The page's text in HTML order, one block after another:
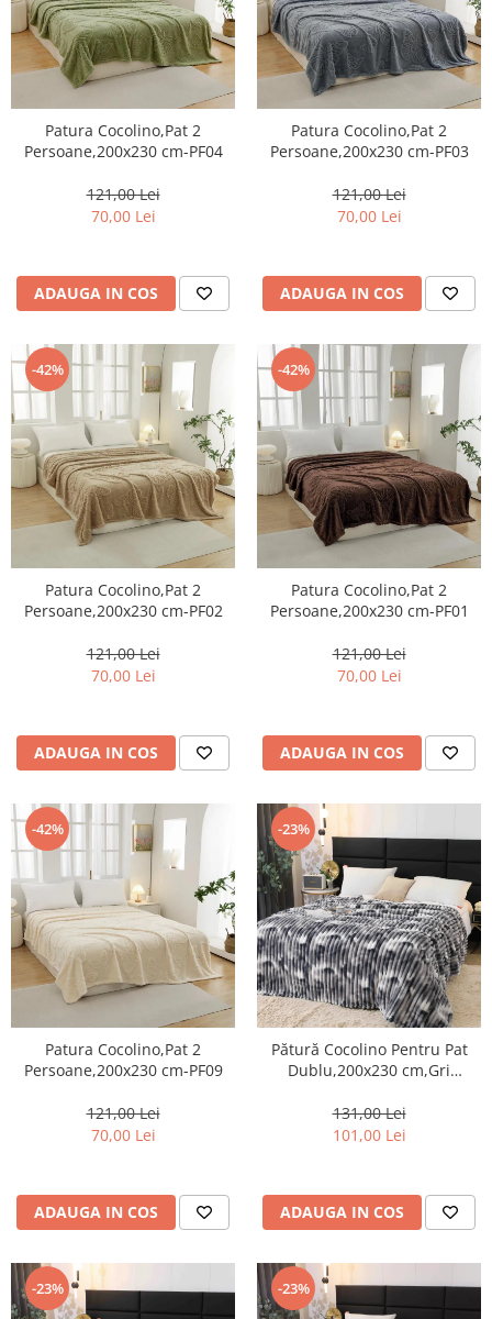
Patura Cocolino,Pat 2
Persoane,200x230 cm-PF04
121,00 Lei
70,00 Lei
ADAUGA IN COS
Patura Cocolino,Pat 2
Persoane,200x230 cm-PF03
121,00 Lei
70,00 Lei
ADAUGA IN COS
-42%
Patura Cocolino,Pat 2
Persoane,200x230 cm-PF02
121,00 Lei
70,00 Lei
ADAUGA IN COS
-42%
Patura Cocolino,Pat 2
Persoane,200x230 cm-PF01
121,00 Lei
70,00 Lei
ADAUGA IN COS
-42%
Patura Cocolino,Pat 2
Persoane,200x230 cm-PF09
121,00 Lei
70,00 Lei
ADAUGA IN COS
-23%
Pătură Cocolino Pentru Pat
Dublu,200x230 cm,Gri
131,00 Lei
101,00 Lei
ADAUGA IN COS
-23% -23%